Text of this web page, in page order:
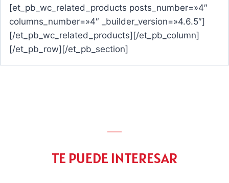
[et_pb_wc_related_products posts_number=»4″
columns_number=»4″ _builder_version=»4.6.5″]
[/et_pb_wc_related_products][/et_pb_column]
[/et_pb_row][/et_pb_section]
TE PUEDE INTERESAR